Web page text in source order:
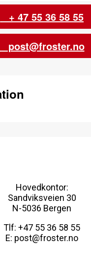
+ 47 55 36 58 55
post@froster.no
Hovedkontor:
Sandviksveien 30
N-5036 Bergen
Tlf: +47 55 36 58 55
E: post@froster.no